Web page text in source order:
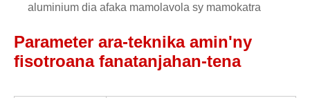
aluminium dia afaka mamolavola sy mamokatra
Parameter ara-teknika amin'ny
fisotroana fanatanjahan-tena